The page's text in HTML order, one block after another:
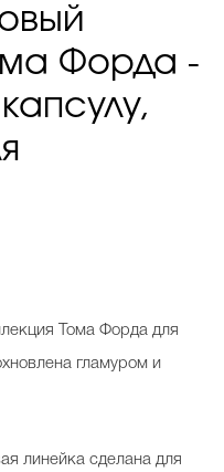
Форда -
Тома Форда для
гламуром и
линейка сделана для